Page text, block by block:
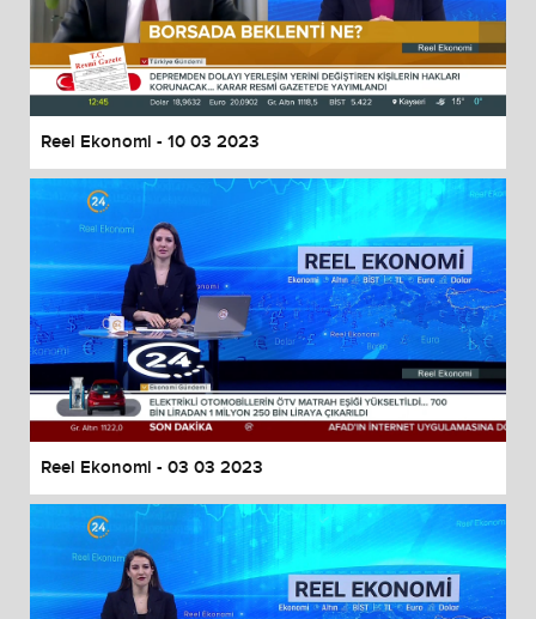
Reel Ekonomi - 10 03 2023
Reel Ekonomi - 03 03 2023